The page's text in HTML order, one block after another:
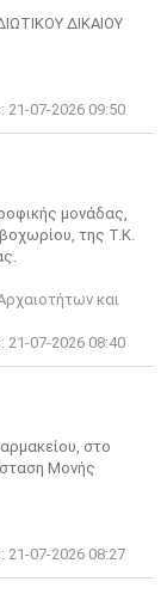
ΔΙΚΑΙΟΥ
07-2026 09:50
μονάδας,
της Τ.Κ.
και
07-2026 08:40
στο
Μονής
07-2026 08:27